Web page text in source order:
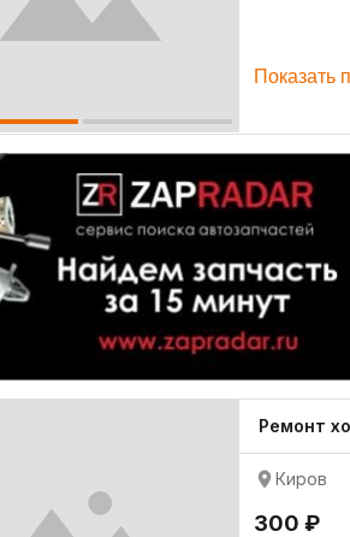
Показать
Ремонт
Киров
300 ₽